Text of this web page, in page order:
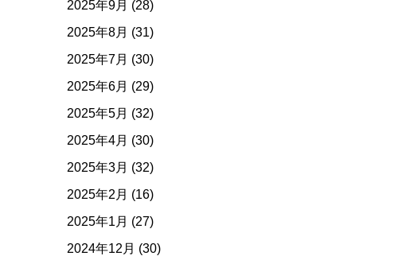
2025年9月 (28)
2025年8月 (31)
2025年7月 (30)
2025年6月 (29)
2025年5月 (32)
2025年4月 (30)
2025年3月 (32)
2025年2月 (16)
2025年1月 (27)
2024年12月 (30)